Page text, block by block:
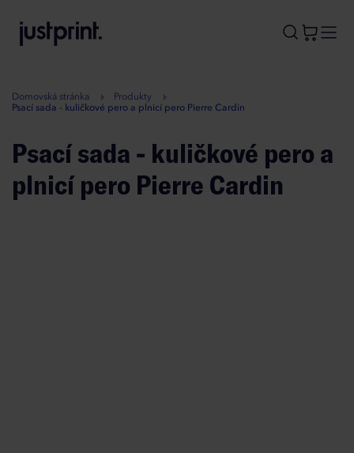
A
Domovská stránka
Produkty
Psací sada - kuličkové pero a plnicí pero Pierre Cardin
Psací sada - kuličkové pero a
plnicí pero Pierre Cardin